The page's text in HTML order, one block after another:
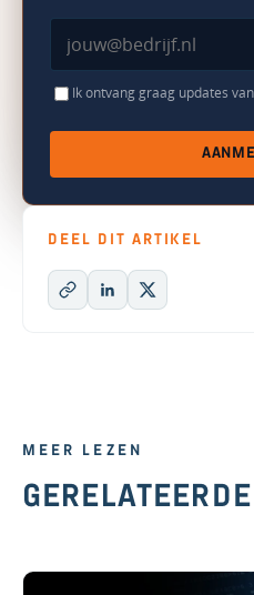
Ik ontvang graag updates van
DEEL DIT ARTIKEL
MEER LEZEN
GERELATEERDE